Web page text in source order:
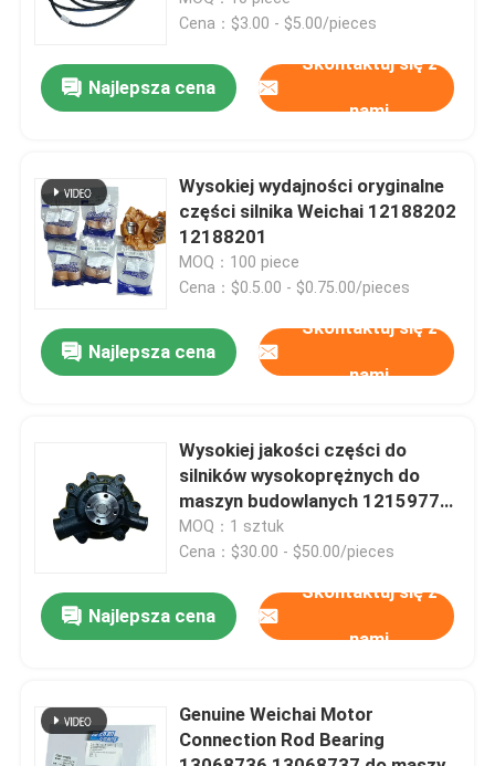
Produkty
O nas
Wycieczka po fabryce
Skontaktuj się z nami
Aktualności
Poprosić o wycenę
Części zamienne Cuminsa
Cena：$3.00 - $5.00/pieces
Najlepsza cena
Skontaktuj się z
nami
Wysokiej wydajności oryginalne
części silnika Weichai 12188202
12188201
MOQ：100 piece
Cena：$0.5.00 - $0.75.00/pieces
Najlepsza cena
Skontaktuj się z
nami
Wysokiej jakości części do
silników wysokoprężnych do
maszyn budowlanych 12159770
Pompa wody do silnika Weichai
Utrzymanie
MOQ：1 sztuk
Cena：$30.00 - $50.00/pieces
Najlepsza cena
Skontaktuj się z
nami
Genuine Weichai Motor
Connection Rod Bearing